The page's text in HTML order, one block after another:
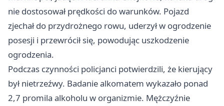
nie dostosował prędkości do warunków. Pojazd
zjechał do przydrożnego rowu, uderzył w ogrodzenie
posesji i przewrócił się, powodując uszkodzenie
ogrodzenia.
Podczas czynności policjanci potwierdzili, że kierujący
był nietrzeźwy. Badanie alkomatem wykazało ponad
2,7 promila alkoholu w organizmie. Mężczyźnie